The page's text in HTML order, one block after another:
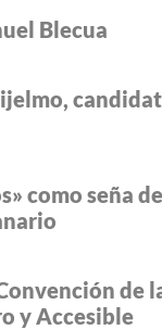
Blecua
como seña de
de
y Accesible